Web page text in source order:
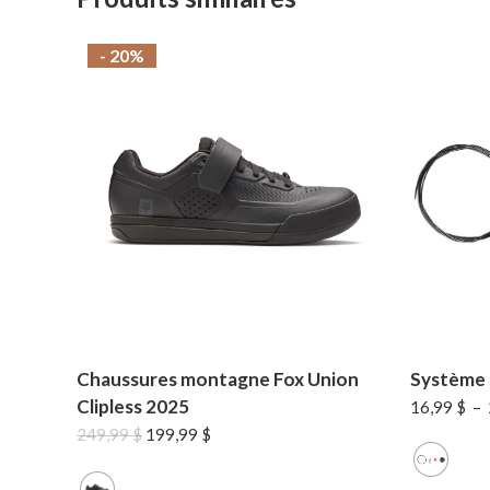
- 20%
Chaussures montagne Fox Union
Clipless 2025
249,99$ Le
199,99 $
Système
16,99 $ –